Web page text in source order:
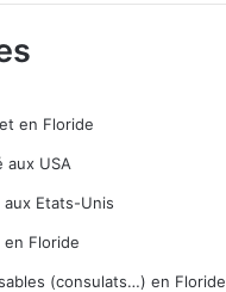
en Floride
aux USA
Etats-Unis
Floride
(consulats…) en Floride